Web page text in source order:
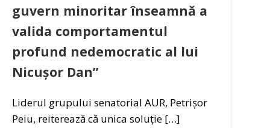
guvern minoritar înseamnă a
valida comportamentul
profund nedemocratic al lui
Nicușor Dan”
Liderul grupului senatorial AUR, Petrișor
Peiu, reiterează că unica soluție […]